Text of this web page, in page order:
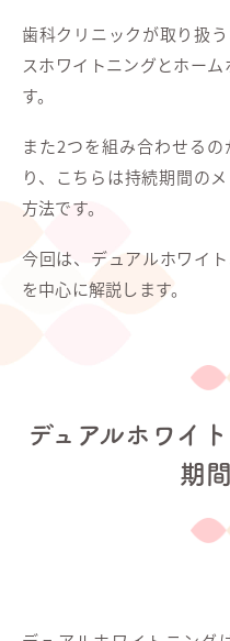
歯科クリニックが取り扱
スホワイトニングとホー
す。
また2つを組み合わせる
り、こちらは持続期間の
方法です。
今回は、デュアルホワイ
を中心に解説します。
デュアルホワイ
期